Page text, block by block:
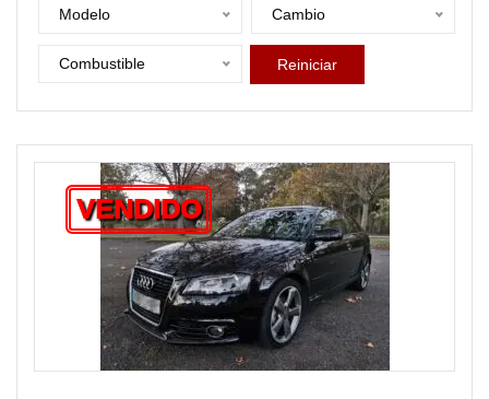
Modelo Cambio
Combustible Reiniciar
VENDIDO